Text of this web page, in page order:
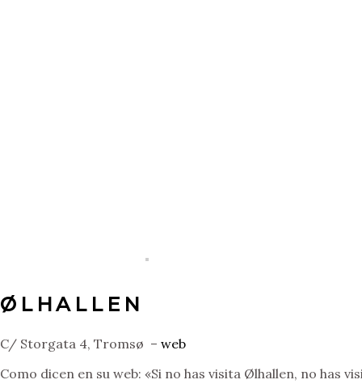
ØLHALLEN
C/ Storgata 4, Tromsø – web
Como dicen en su web: «Si no has visita Ølhallen, no has